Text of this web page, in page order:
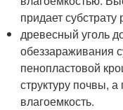
придает субстрату
древесный уголь
обеззараживания
пенопластовой
структуру почвы,
влагоемкость.